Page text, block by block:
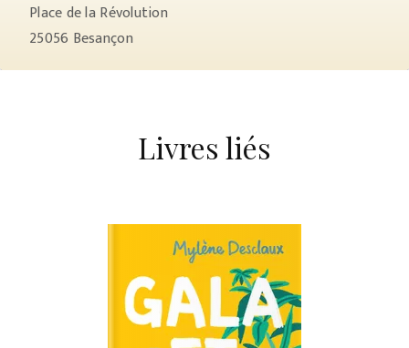
Place de la Révolution
25056 Besançon
Livres liés